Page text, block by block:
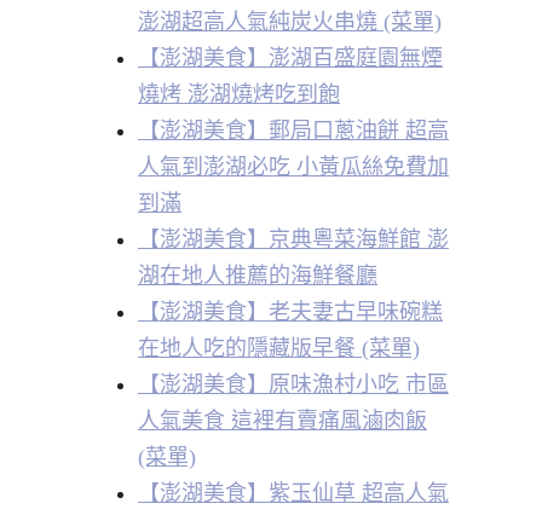
澎湖超高人氣純炭火串燒 (菜單)
【澎湖美食】澎湖百盛庭園無煙
燒烤 澎湖燒烤吃到飽
【澎湖美食】郵局口蔥油餅 超高
人氣到澎湖必吃 小黃瓜絲免費加
到滿
【澎湖美食】京典粵菜海鮮館 澎
湖在地人推薦的海鮮餐廳
【澎湖美食】老夫妻古早味碗糕
在地人吃的隱藏版早餐 (菜單)
【澎湖美食】原味漁村小吃 市區
人氣美食 這裡有賣痛風滷肉飯
(菜單)
【澎湖美食】紫玉仙草 超高人氣